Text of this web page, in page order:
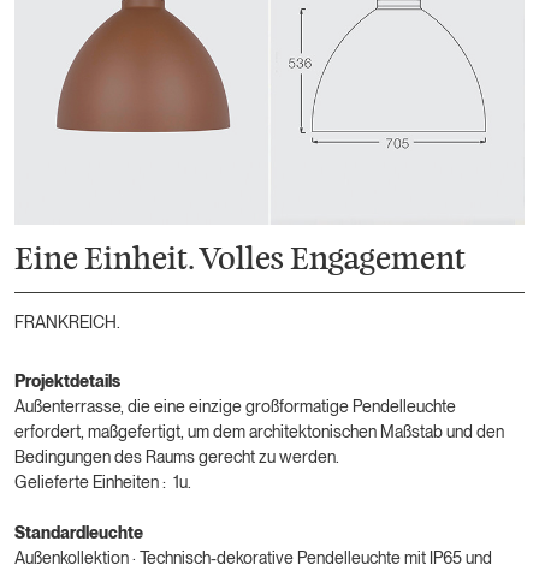
Eine Einheit. Volles Engagement
FRANKREICH.
Projektdetails
Außenterrasse, die eine einzige großformatige Pendelleuchte
erfordert, maßgefertigt, um dem architektonischen Maßstab und den
Bedingungen des Raums gerecht zu werden.
Gelieferte Einheiten : 1u.
Standardleuchte
Außenkollektion · Technisch-dekorative Pendelleuchte mit IP65 und